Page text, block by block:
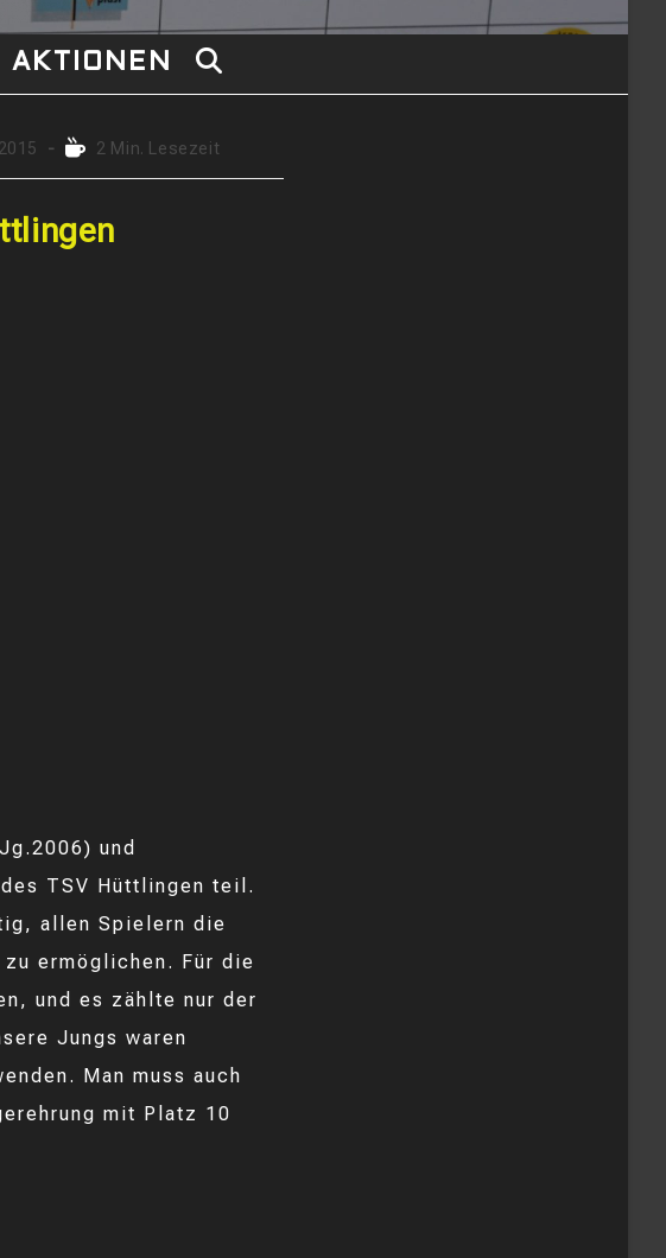
AKTIONEN WEBSITE-
UMSCHALTEN
Lesedauer:
2 Min. Lesezeit
und
TSV Hüttlingen teil.
allen Spielern die
ermöglichen. Für die
und es zählte nur der
Jungs waren
Man muss auch
mit Platz 10